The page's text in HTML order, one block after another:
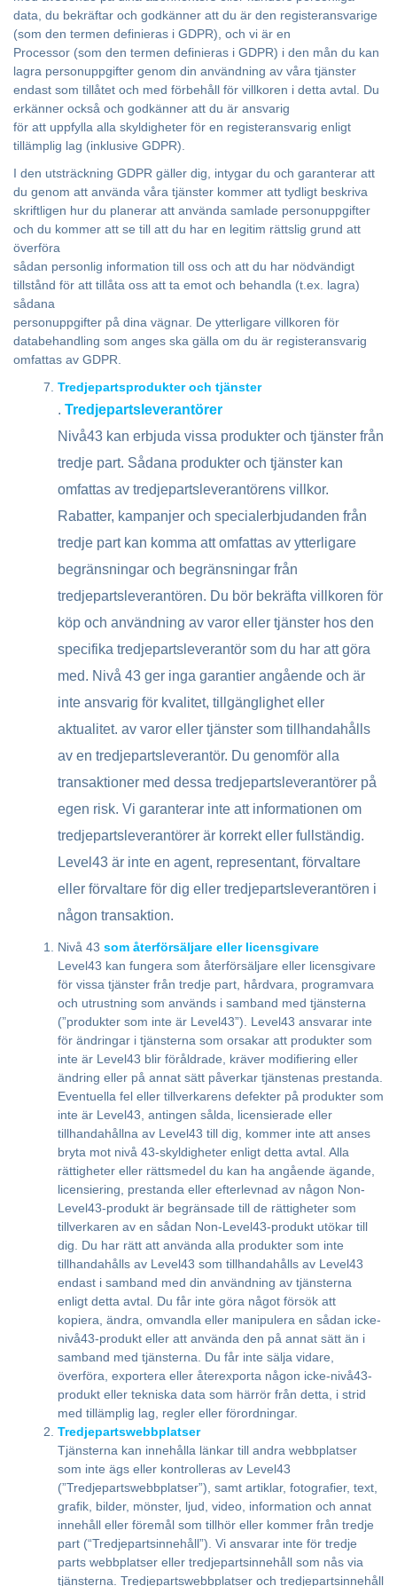
data, du bekräftar och godkänner att du är den registeransvarige
(som den termen definieras i GDPR), och vi är en
Processor (som den termen definieras i GDPR) i den mån du kan
lagra personuppgifter genom din användning av våra tjänster
endast som tillåtet och med förbehåll för villkoren i detta avtal. Du
erkänner också och godkänner att du är ansvarig
för att uppfylla alla skyldigheter för en registeransvarig enligt
tillämplig lag (inklusive GDPR).
I den utsträckning GDPR gäller dig, intygar du och garanterar att
du genom att använda våra tjänster kommer att tydligt beskriva
skriftligen hur du planerar att använda samlade personuppgifter
och du kommer att se till att du har en legitim rättslig grund att
överföra
sådan personlig information till oss och att du har nödvändigt
tillstånd för att tillåta oss att ta emot och behandla (t.ex. lagra)
sådana
personuppgifter på dina vägnar. De ytterligare villkoren för
databehandling som anges ska gälla om du är registeransvarig
omfattas av GDPR.
Tredjepartsprodukter och tjänster
. Tredjepartsleverantörer
Nivå43 kan erbjuda vissa produkter och tjänster från
tredje part. Sådana produkter och tjänster kan
omfattas av tredjepartsleverantörens villkor.
Rabatter, kampanjer och specialerbjudanden från
tredje part kan komma att omfattas av ytterligare
begränsningar och begränsningar från
tredjepartsleverantören. Du bör bekräfta villkoren för
köp och användning av varor eller tjänster hos den
specifika tredjepartsleverantör som du har att göra
med. Nivå 43 ger inga garantier angående och är
inte ansvarig för kvalitet, tillgänglighet eller
aktualitet. av varor eller tjänster som tillhandahålls
av en tredjepartsleverantör. Du genomför alla
transaktioner med dessa tredjepartsleverantörer på
egen risk. Vi garanterar inte att informationen om
tredjepartsleverantörer är korrekt eller fullständig.
Level43 är inte en agent, representant, förvaltare
eller förvaltare för dig eller tredjepartsleverantören i
någon transaktion.
Nivå 43 som återförsäljare eller licensgivare
Level43 kan fungera som återförsäljare eller licensgivare
för vissa tjänster från tredje part, hårdvara, programvara
och utrustning som används i samband med tjänsterna
(”produkter som inte är Level43”). Level43 ansvarar inte
för ändringar i tjänsterna som orsakar att produkter som
inte är Level43 blir föråldrade, kräver modifiering eller
ändring eller på annat sätt påverkar tjänstenas prestanda.
Eventuella fel eller tillverkarens defekter på produkter som
inte är Level43, antingen sålda, licensierade eller
tillhandahållna av Level43 till dig, kommer inte att anses
bryta mot nivå 43-skyldigheter enligt detta avtal. Alla
rättigheter eller rättsmedel du kan ha angående ägande,
licensiering, prestanda eller efterlevnad av någon Non-
Level43-produkt är begränsade till de rättigheter som
tillverkaren av en sådan Non-Level43-produkt utökar till
dig. Du har rätt att använda alla produkter som inte
tillhandahålls av Level43 som tillhandahålls av Level43
endast i samband med din användning av tjänsterna
enligt detta avtal. Du får inte göra något försök att
kopiera, ändra, omvandla eller manipulera en sådan icke-
nivå43-produkt eller att använda den på annat sätt än i
samband med tjänsterna. Du får inte sälja vidare,
överföra, exportera eller återexporta någon icke-nivå43-
produkt eller tekniska data som härrör från detta, i strid
med tillämplig lag, regler eller förordningar.
Tredjepartswebbplatser
Tjänsterna kan innehålla länkar till andra webbplatser
som inte ägs eller kontrolleras av Level43
(”Tredjepartswebbplatser”), samt artiklar, fotografier, text,
grafik, bilder, mönster, ljud, video, information och annat
innehåll eller föremål som tillhör eller kommer från tredje
part (“Tredjepartsinnehåll”). Vi ansvarar inte för tredje
parts webbplatser eller tredjepartsinnehåll som nås via
tjänsterna. Tredjepartswebbplatser och tredjepartsinnehåll